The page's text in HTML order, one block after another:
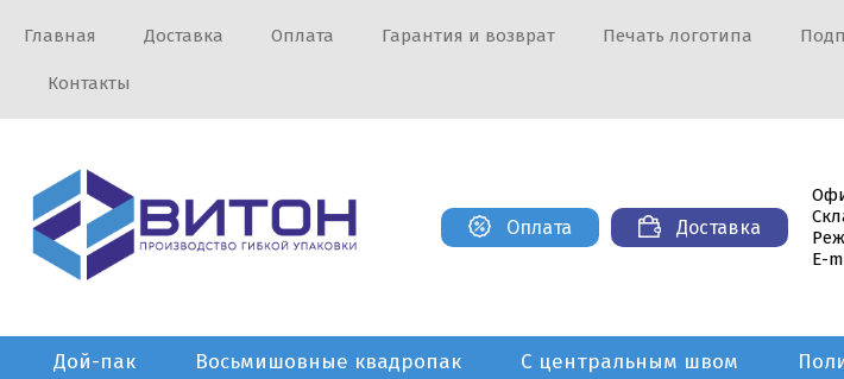
Главная Доставка Оплата Гарантия и возврат Печать логотипа
Контакты
Оплата Доставка
E-
Дой-пак Восьмишовные квадропак С центральным швом